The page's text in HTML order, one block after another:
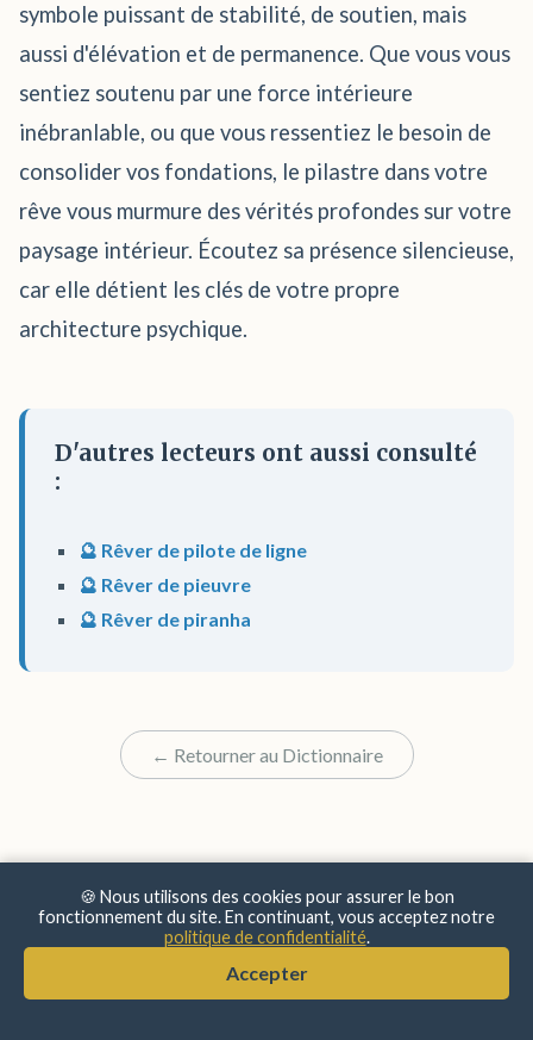
symbole puissant de stabilité, de soutien, mais
aussi d'élévation et de permanence. Que vous vous
sentiez soutenu par une force intérieure
inébranlable, ou que vous ressentiez le besoin de
consolider vos fondations, le pilastre dans votre
rêve vous murmure des vérités profondes sur votre
paysage intérieur. Écoutez sa présence silencieuse,
car elle détient les clés de votre propre
architecture psychique.
D'autres lecteurs ont aussi consulté
:
🔮 Rêver de pilote de ligne
🔮 Rêver de pieuvre
🔮 Rêver de piranha
← Retourner au Dictionnaire
Confidentialité
🍪 Nous utilisons des cookies pour assurer le bon
fonctionnement du site. En continuant, vous acceptez notre
politique de confidentialité.
Accepter